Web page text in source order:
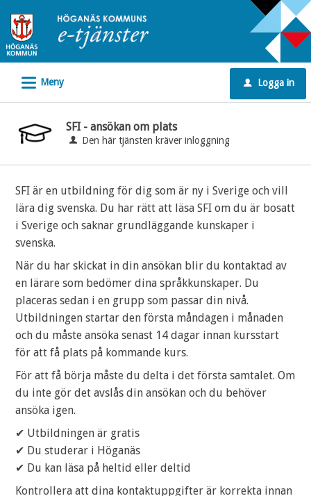
till
e-
tjänster
Höganäs
kommun
L Meny u Logga in
SFI - ansökan om plats
Den här tjänsten kräver inloggning
SFI är en utbildning för dig som är ny i Sverige och vill
lära dig svenska. Du har rätt att läsa SFI om du är bosatt
i Sverige och saknar grundläggande kunskaper i
svenska.
När du har skickat in din ansökan blir du kontaktad av
en lärare som bedömer dina språkkunskaper. Du
placeras sedan i en grupp som passar din nivå.
Utbildningen startar den första måndagen i månaden
och du måste ansöka senast 14 dagar innan kursstart
för att få plats på kommande kurs.
För att få börja måste du delta i det första samtalet. Om
du inte gör det avslås din ansökan och du behöver
ansöka igen.
✔ Utbildningen är gratis
✔ Du studerar i Höganäs
✔ Du kan läsa på heltid eller deltid
Kontrollera att dina kontaktuppgifter är korrekta innan